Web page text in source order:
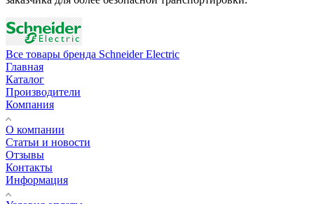
Все товары бренда Schneider Electric
Главная
Каталог
Производители
Компания
О компании
Статьи и новости
Отзывы
Контакты
Информация